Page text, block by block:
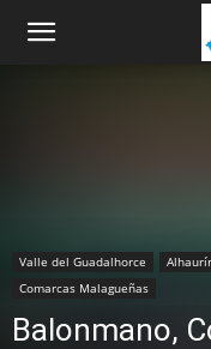
Valle del Guadalhorce
Comarcas Malagueñas
Balonmano,